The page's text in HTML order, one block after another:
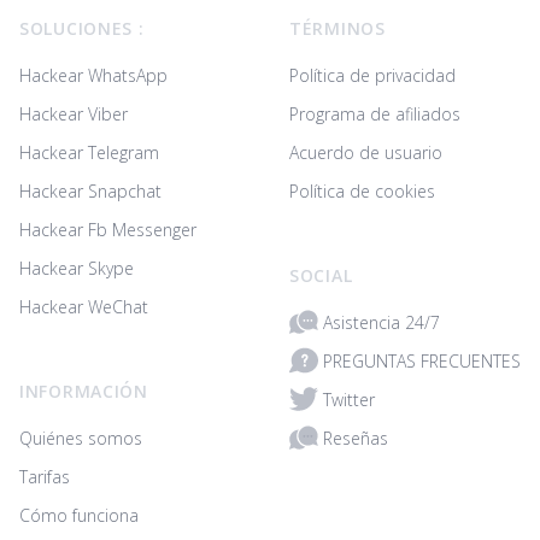
SOLUCIONES :
Hackear WhatsApp
Hackear Viber
Hackear Telegram
Hackear Snapchat
Hackear Fb Messenger
Hackear Skype
Hackear WeChat
INFORMACIÓN
Quiénes somos
Tarifas
Cómo funciona
TÉRMINOS
Política de privacidad
Programa de afiliados
Acuerdo de usuario
Política de cookies
SOCIAL
Asistencia 24/7
PREGUNTAS FRECUENTES
Twitter
Reseñas